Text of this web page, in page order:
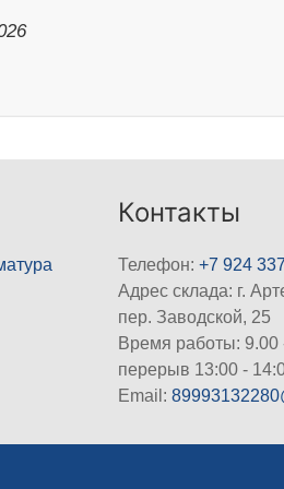
Контакты
Телефон:+7 924
Адрес склада: г.
пер. Заводской, 25
Время работы: 9.00
перерыв 13:00 -
Email: